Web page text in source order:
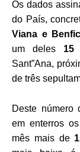
Os dados
do País,
Viana e
um deles 15
Sant”Ana,
de três
Deste número
em enterros
mês mais de